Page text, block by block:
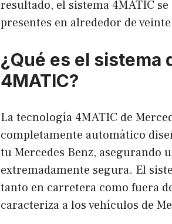
resultado, el sistema 4MATIC
presentes en alrededor de
¿Qué es el sistema
4MATIC?
La tecnología 4MATIC de
completamente automático
tu Mercedes Benz, asegurando
extremadamente segura. El
tanto en carretera como fuera
caracteriza a los vehículos de